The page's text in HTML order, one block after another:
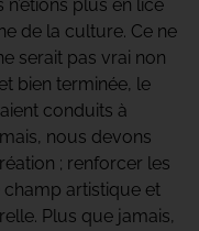
plus en lice
de la culture. Ce ne
serait pas vrai non
bien terminée, le
conduits à
nous devons
; renforcer les
artistique et
Plus que jamais,